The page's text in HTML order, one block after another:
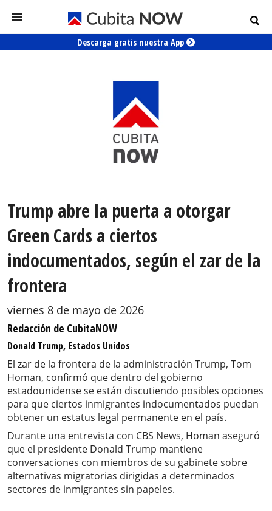
Descarga gratis nuestra App
Trump abre la puerta a otorgar
Green Cards a ciertos
indocumentados, según el zar de la
frontera
viernes 8 de mayo de 2026
Redacción de CubitaNOW
Donald Trump, Estados Unidos
El zar de la frontera de la administración Trump, Tom
Homan, confirmó que dentro del gobierno
estadounidense se están discutiendo posibles opciones
para que ciertos inmigrantes indocumentados puedan
obtener un estatus legal permanente en el país.
Durante una entrevista con CBS News, Homan aseguró
que el presidente Donald Trump mantiene
conversaciones con miembros de su gabinete sobre
alternativas migratorias dirigidas a determinados
sectores de inmigrantes sin papeles.